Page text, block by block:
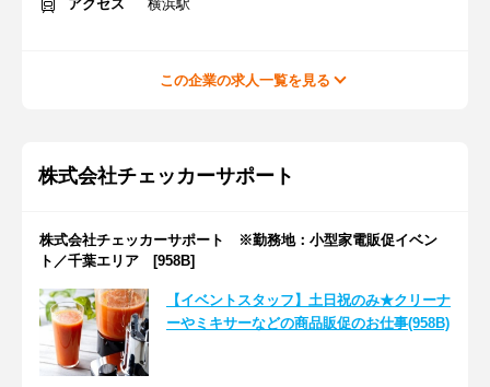
アクセス
横浜駅
この企業の求人一覧を見る
株式会社チェッカーサポート
株式会社チェッカーサポート ※勤務地：小型家電販促イベン
ト／千葉エリア [958B]
【イベントスタッフ】土日祝のみ★クリーナ
ーやミキサーなどの商品販促のお仕事(958B)